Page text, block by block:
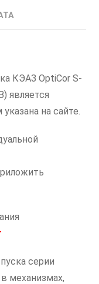
КЭАЗ OptiCor S-
является
указана на сайте.
серии
механизмах,